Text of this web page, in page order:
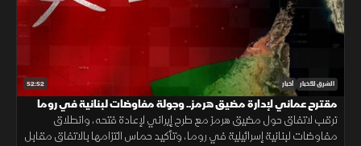
52:52 الشرق للأخبار أخبار
مقترح عماني لإدارة مضيق هرمز.. وجولة مفاوضات لبنانية في روما
ترقب لاتفاق حول مضيق هرمز مع طرح إيراني لإعادة فتحه، وانطلاق
مفاوضات لبنانية إسرائيلية في روما، وتأكيد حماس التزامها بالاتفاق مقابل